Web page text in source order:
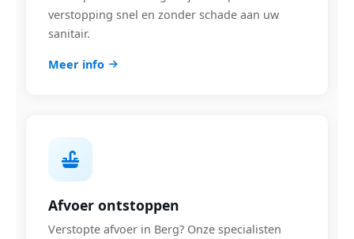
verstopping snel en zonder schade aan uw
sanitair.
Meer info
Afvoer ontstoppen
Verstopte afvoer in Berg? Onze specialisten